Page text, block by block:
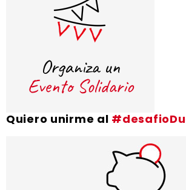
Quiero unirme al